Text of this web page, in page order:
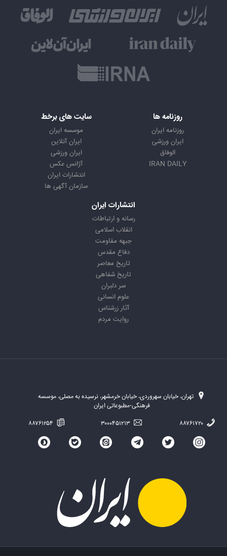
روزنامه ها
روزنامه ایران
ایران ورزشی
الوفاق
IRAN DAILY
سایت های برخط
موسسه ایران
ایران آنلاین
ایران ورزشی
آژانس عکس
انتشارات ایران
سازمان آگهی ها
انتشارات ایران
رسانه و ارتباطات
انقلاب اسلامی
جبهه مقاومت
دفاع مقدس
تاریخ معاصر
تاریخ شفاهی
سر دلبران
علوم انسانی
آثار زرشناس
روایت مردم
تهران، خیابان سهروردی، خیابان خرمشهر، نرسیده به مصلی، موسسه
فرهنگی-مطبوعاتی ایران